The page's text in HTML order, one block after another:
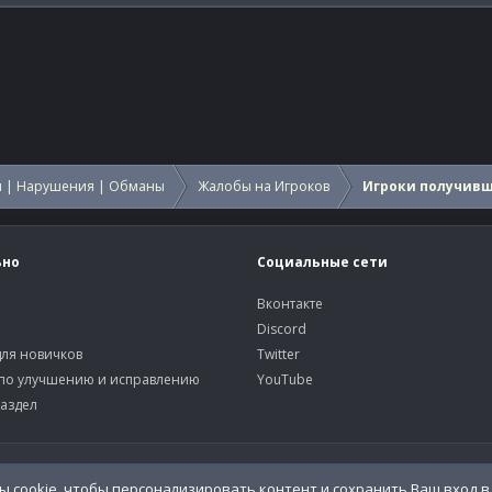
| Нарушения | Обманы Жалобы на Игроков Игроки
новичков
улучшению и исправлению
Социальные сети
Вконтакте
Discord
Twitter
YouTube